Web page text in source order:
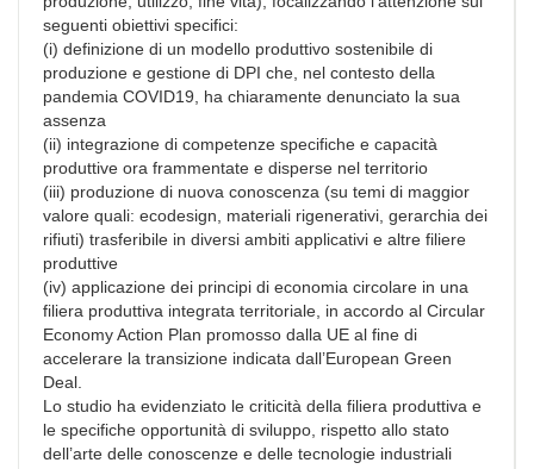
seguenti obiettivi specifici:
(i) definizione di un modello produttivo sostenibile di
produzione e gestione di DPI che, nel contesto della
pandemia COVID19, ha chiaramente denunciato la sua
assenza
(ii) integrazione di competenze specifiche e capacità
produttive ora frammentate e disperse nel territorio
(iii) produzione di nuova conoscenza (su temi di maggior
valore quali: ecodesign, materiali rigenerativi, gerarchia dei
rifiuti) trasferibile in diversi ambiti applicativi e altre filiere
produttive
(iv) applicazione dei principi di economia circolare in una
filiera produttiva integrata territoriale, in accordo al Circular
Economy Action Plan promosso dalla UE al fine di
accelerare la transizione indicata dall’European Green
Deal.
Lo studio ha evidenziato le criticità della filiera produttiva e
le specifiche opportunità di sviluppo, rispetto allo stato
dell’arte delle conoscenze e delle tecnologie industriali